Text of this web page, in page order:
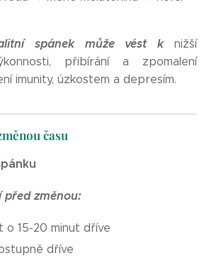
spánek může vést k nižší
přibírání a zpomalení
imunity, úzkostem a depresím.
času
před změnou:
o 15-20 minut dříve
dříve